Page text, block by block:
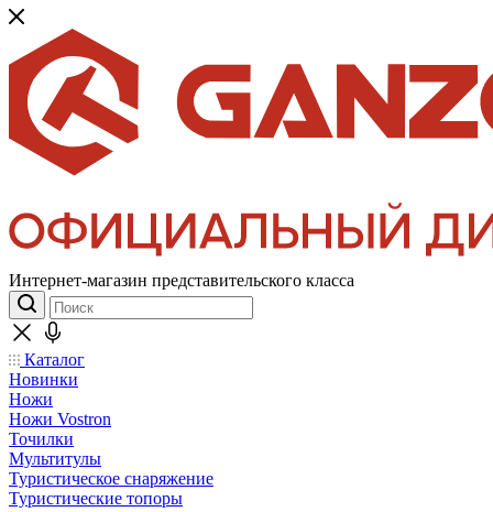
Интернет-магазин представительского класса
Каталог
Новинки
Ножи
Ножи Vostron
Точилки
Мультитулы
Туристическое снаряжение
Туристические топоры